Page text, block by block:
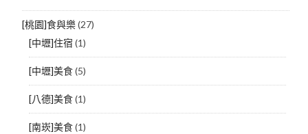
[桃園]食與樂(27)
[中壢]住宿 (1)
[中壢]美食(5)
[八德]美食(1)
[南崁]美食(1)